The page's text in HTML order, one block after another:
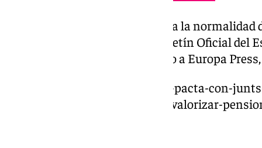
La previsión es que todo vuelva a la
espera que se publique en el Boletín Oficial del
han apuntado desde el Gobierno a Europa
https://www.101tv.es/gobierno-pacta-con-
omnibus-ayudas-transporte-revalorizar-